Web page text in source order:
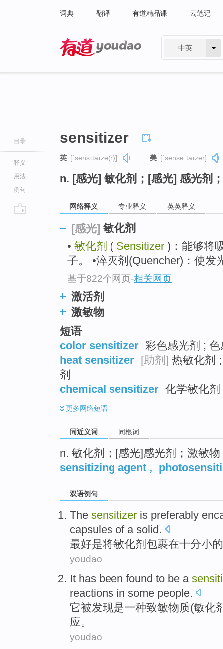
词典 翻译 有道精品课 云笔记
中英
目录
释义
用法
例句
sensitizer
英 [ˈsensɪtaɪzə(r)] 美 [ˈsensəˌtaɪzər]
n. [感光] 敏化剂；[感光] 感光剂
网络释义 专业释义 英英释义
[感光] 敏化剂
• 敏化剂 ( Sensitizer )：能够将
子。 •淬灭剂(Quencher)：使
基于822个网页-相关网页
激活剂
激敏物
短语
color sensitizer 彩色感光剂 ; 色
heat sensitizer [助剂] 热敏化剂
剂
chemical sensitizer 化学敏化剂
更多网络短语
同近义词 同根词
n. 敏化剂；[感光]感光剂；激敏物
sensitizing agent ,
双语例句
The sensitizer is preferably
capsules of a solid.
最好是将敏化剂 包裹在十分小的
youdao
It has been found to be a
reactions in some people.
它被发现是一种致敏物质(敏化
应。
youdao